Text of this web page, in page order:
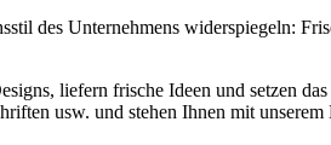
des Unternehmens widerspiegeln:
liefern frische Ideen und setzen
usw. und stehen Ihnen mit